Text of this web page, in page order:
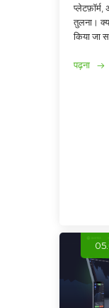
प्लेटफ़ॉर्म,
तुलना।
किया जा
पढ़ना